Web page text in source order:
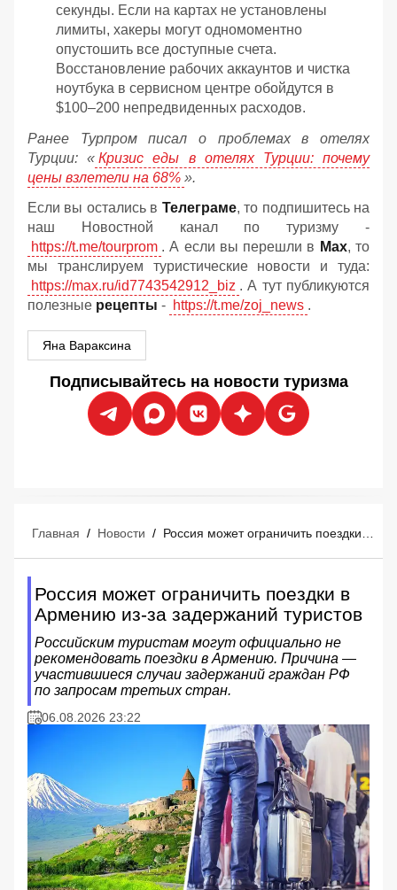
секунды. Если на картах не установлены
лимиты, хакеры могут одномоментно
опустошить все доступные счета.
Восстановление рабочих аккаунтов и чистка
ноутбука в сервисном центре обойдутся в
$100–200 непредвиденных расходов.
Ранее Турпром писал о проблемах в отелях
Турции: « Кризис еды в отелях Турции: почему
цены взлетели на 68% ».
Если вы остались в Телеграме, то подпишитесь на
наш Новостной канал по туризму -
https://t.me/tourprom . А если вы перешли в Мах, то
мы транслируем туристические новости и туда:
https://max.ru/id7743542912_biz . А тут публикуются
полезные рецепты - https://t.me/zoj_news .
Яна Вараксина
Подписывайтесь на новости туризма
Главная / Новости /
Россия может ограничить поездки в
Армению из-за задержаний туристов
Российским туристам могут официально не
рекомендовать поездки в Армению. Причина —
участившиеся случаи задержаний граждан РФ
по запросам третьих стран.
06.08.2026 23:22